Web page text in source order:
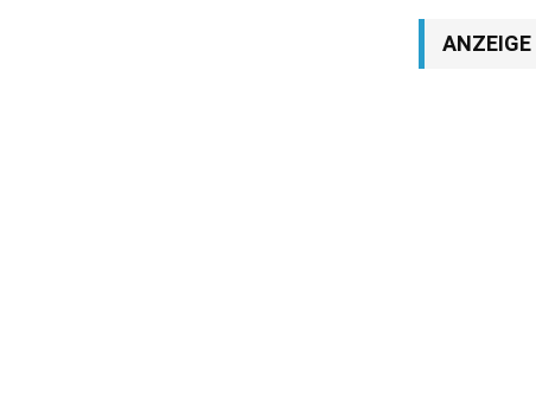
ANZEIGE